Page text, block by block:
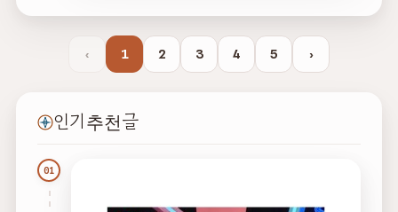
‹ 1 2 3 4 5 ›
인기 추천글
01